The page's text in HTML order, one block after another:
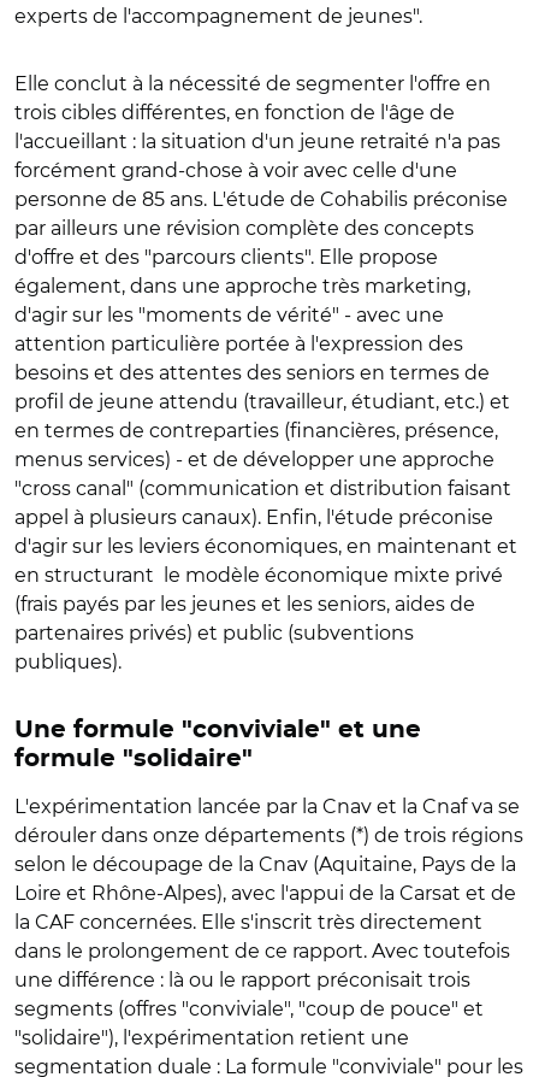
experts de l'accompagnement de jeunes".
Elle conclut à la nécessité de segmenter l'offre en
trois cibles différentes, en fonction de l'âge de
l'accueillant : la situation d'un jeune retraité n'a pas
forcément grand-chose à voir avec celle d'une
personne de 85 ans. L'étude de Cohabilis préconise
par ailleurs une révision complète des concepts
d'offre et des "parcours clients". Elle propose
également, dans une approche très marketing,
d'agir sur les "moments de vérité" - avec une
attention particulière portée à l'expression des
besoins et des attentes des seniors en termes de
profil de jeune attendu (travailleur, étudiant, etc.) et
en termes de contreparties (financières, présence,
menus services) - et de développer une approche
"cross canal" (communication et distribution faisant
appel à plusieurs canaux). Enfin, l'étude préconise
d'agir sur les leviers économiques, en maintenant et
en structurant le modèle économique mixte privé
(frais payés par les jeunes et les seniors, aides de
partenaires privés) et public (subventions
publiques).
Une formule "conviviale" et une
formule "solidaire"
L'expérimentation lancée par la Cnav et la Cnaf va se
dérouler dans onze départements (*) de trois régions
selon le découpage de la Cnav (Aquitaine, Pays de la
Loire et Rhône-Alpes), avec l'appui de la Carsat et de
la CAF concernées. Elle s'inscrit très directement
dans le prolongement de ce rapport. Avec toutefois
une différence : là ou le rapport préconisait trois
segments (offres "conviviale", "coup de pouce" et
"solidaire"), l'expérimentation retient une
segmentation duale : La formule "conviviale" pour les